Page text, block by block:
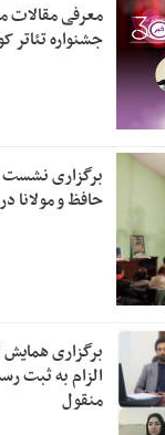
معرفی
جشنواره تئاتر
برگزاری
حافظ و مولانا
برگزاری همایش
الزام به ثبت
منقول